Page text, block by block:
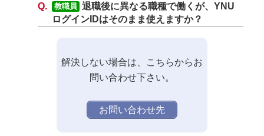
教職員 退職後に異なる職種で働くが、YNU
ログインIDはそのまま使えますか？
解決しない場合は、こちらからお
問い合わせ下さい。
お問い合わせ先